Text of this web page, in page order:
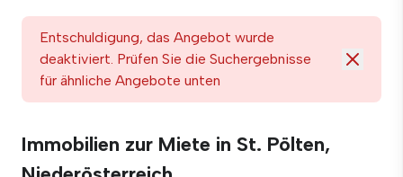
Entschuldigung, das Angebot wurde
deaktiviert. Prüfen Sie die Suchergebnisse
für ähnliche Angebote unten
Immobilien zur Miete in St. Pölten,